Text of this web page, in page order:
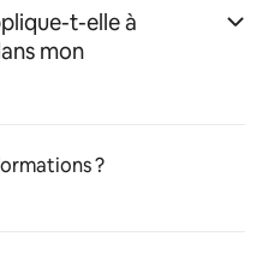
t-elle à
mon
?